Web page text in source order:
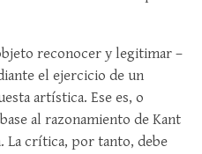
reconocer y legitimar –
el ejercicio de un
artística. Ese es, o
al razonamiento de Kant
La crítica, por tanto, debe